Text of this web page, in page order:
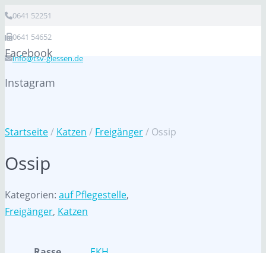
0641 52251
0641 54652
info@tsv-giessen.de
Facebook
Instagram
Startseite/ Katzen / Freigänger/ Ossip
Ossip
Kategorien: auf Pflegestelle,
Freigänger, Katzen